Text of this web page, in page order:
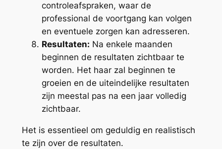
controleafspraken, waar de
professional de voortgang kan volgen
en eventuele zorgen kan adresseren.
Resultaten: Na enkele maanden
beginnen de resultaten zichtbaar te
worden. Het haar zal beginnen te
groeien en de uiteindelijke resultaten
zijn meestal pas na een jaar volledig
zichtbaar.
Het is essentieel om geduldig en realistisch
te zijn over de resultaten.